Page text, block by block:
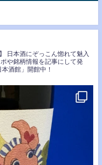
日本酒にぞっこん惚れて魅入
や銘柄情報を記事にして発
酒館」開館中！